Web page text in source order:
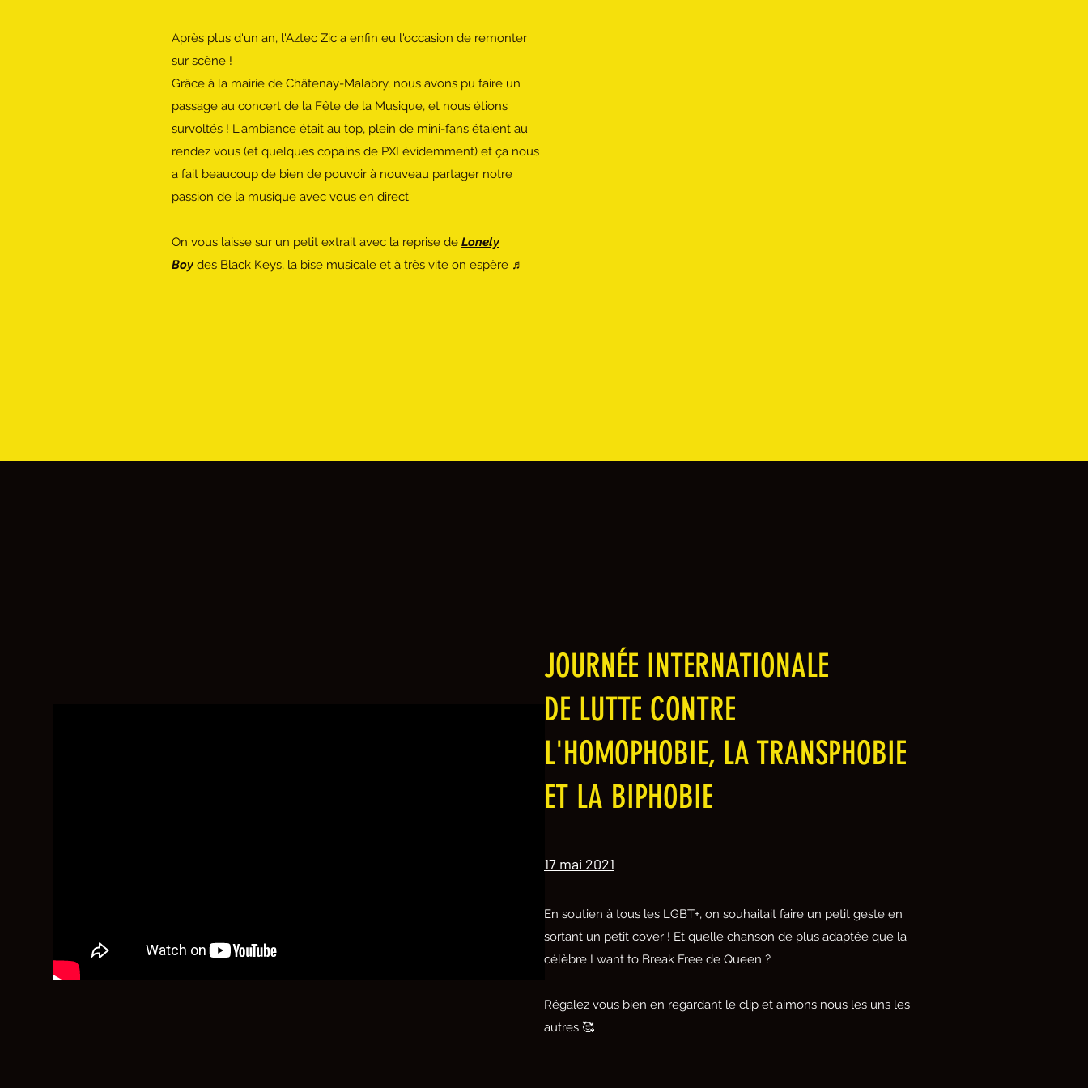
Après plus d'un an, l'Aztec Zic a enfin eu l'occasion de remonter
sur scène !
Grâce à la mairie de Châtenay-Malabry, nous avons pu faire un
passage au concert de la Fête de la Musique, et nous étions
survoltés ! L'ambiance était au top, plein de mini-fans étaient au
rendez vous (et quelques copains de PXI évidemment) et ça nous
a fait beaucoup de bien de pouvoir à nouveau partager notre
passion de la musique avec vous en direct.
On vous laisse sur un petit extrait avec la reprise de Lonely
Boy des Black Keys, la bise musicale et à très vite on espère ♬
JOURNÉE INTERNATIONALE
DE LUTTE CONTRE
L'HOMOPHOBIE, LA TRANSPHOBIE
ET LA BIPHOBIE
17 mai 2021
En soutien à tous les LGBT+, on souhaitait faire un petit geste en
sortant un petit cover ! Et quelle chanson de plus adaptée que la
célèbre I want to Break Free de Queen ?
Régalez vous bien en regardant le clip et aimons nous les uns les
autres 🥰